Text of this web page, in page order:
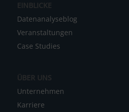
t
i
v
e
EINBLICKE
Datenanalyseblog
Veranstaltungen
Case Studies
ÜBER UNS
Unternehmen
Karriere